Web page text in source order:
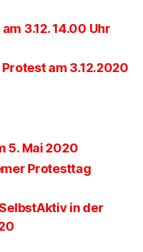
3.12. 14.00 Uhr
am 3.12.2020
5. Mai 2020
Protesttag
in der